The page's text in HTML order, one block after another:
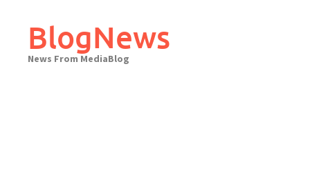
contentBlogNews
News From MediaBlog